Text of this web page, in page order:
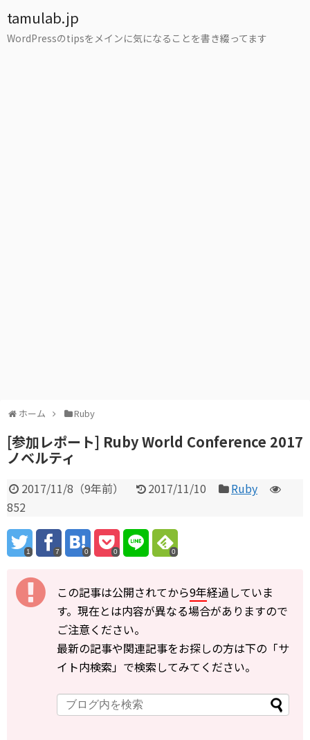
tamulab.jp
WordPressのtipsをメインに気になることを書き綴ってます
ホーム Ruby
[参加レポート] Ruby World Conference 2017
ノベルティ
2017/11/8 （9年前） 2017/11/10
Ruby
852
1 7 0 0 0
この記事は公開されてから9年経過していま
す。現在とは内容が異なる場合がありますので
ご注意ください。
最新の記事や関連記事をお探しの方は下の「サ
イト内検索」で検索してみてください。